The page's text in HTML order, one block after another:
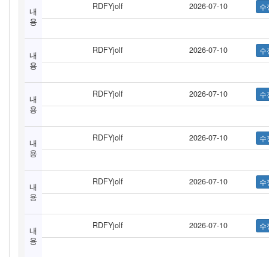
내
용
RDFYjolf 2026-07-10
내
용
RDFYjolf 2026-07-10
내
용
RDFYjolf 2026-07-10
내
용
RDFYjolf 2026-07-10
내
용
RDFYjolf 2026-07-10
내
용
RDFYjolf 2026-07-10